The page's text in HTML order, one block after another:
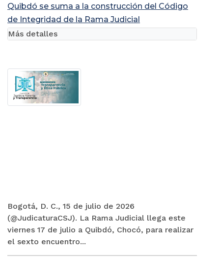
Quibdó se suma a la construcción del Código
de Integridad de la Rama Judicial
Bogotá, D. C., 15 de julio de 2026
(@JudicaturaCSJ). La Rama Judicial llega este
viernes 17 de julio a Quibdó, Chocó, para realizar
el sexto encuentro...
Más detalles